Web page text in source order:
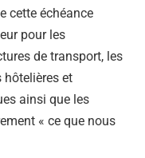
cette échéance
pour les
de transport, les
et
ainsi que les
« ce que nous